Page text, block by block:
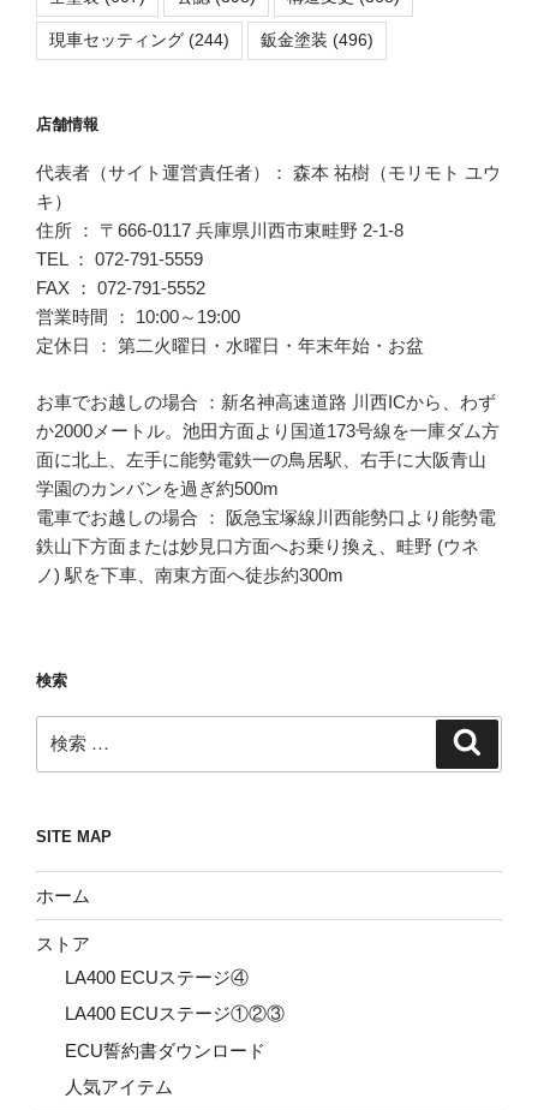
現車セッティング (244) 鈑金塗装 (496)
店舗情報
代表者（サイト運営責任者）： 森本 祐樹（モリモト ユウ
キ）
住所 ： 〒666-0117 兵庫県川西市東畦野 2-1-8
TEL ： 072-791-5559
FAX ： 072-791-5552
営業時間 ： 10:00～19:00
定休日 ： 第二火曜日・水曜日・年末年始・お盆
お車でお越しの場合 ：新名神高速道路 川西ICから、わず
か2000メートル。池田方面より国道173号線を一庫ダム方
面に北上、左手に能勢電鉄一の鳥居駅、右手に大阪青山
学園のカンバンを過ぎ約500m
電車でお越しの場合 ： 阪急宝塚線川西能勢口より能勢電
鉄山下方面または妙見口方面へお乗り換え、畦野 (ウネ
ノ) 駅を下車、南東方面へ徒歩約300m
検索
索:
SITE MAP
ホーム
ストア
LA400 ECUステージ④
LA400 ECUステージ①②③
ECU誓約書ダウンロード
人気アイテム